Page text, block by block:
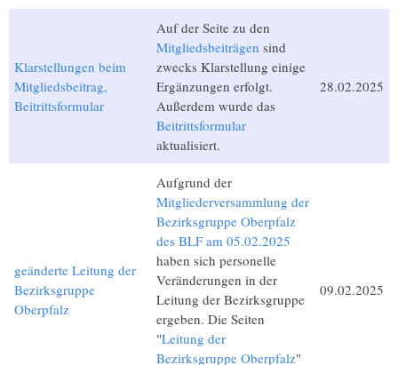
Klarstellungen beim
Mitgliedsbeitrag,
Beitrittsformular
Auf der Seite zu den
Mitgliedsbeiträgen sind
zwecks Klarstellung einige
Ergänzungen erfolgt.
Außerdem wurde das
Beitrittsformular
aktualisiert.
28.02.2025
geänderte Leitung der
Bezirksgruppe
Oberpfalz
Aufgrund der
Mitgliederversammlung der
Bezirksgruppe Oberpfalz
des BLF am 05.02.2025
haben sich personelle
Veränderungen in der
Leitung der Bezirksgruppe
ergeben. Die Seiten
"Leitung der
Bezirksgruppe Oberpfalz"
09.02.2025